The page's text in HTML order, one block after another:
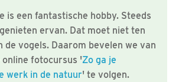
is een fantastische hobby. Steeds
ervan. Dat moet niet ten
de vogels. Daarom bevelen we van
online fotocursus 'Zo ga je
werk in de natuur' te volgen.